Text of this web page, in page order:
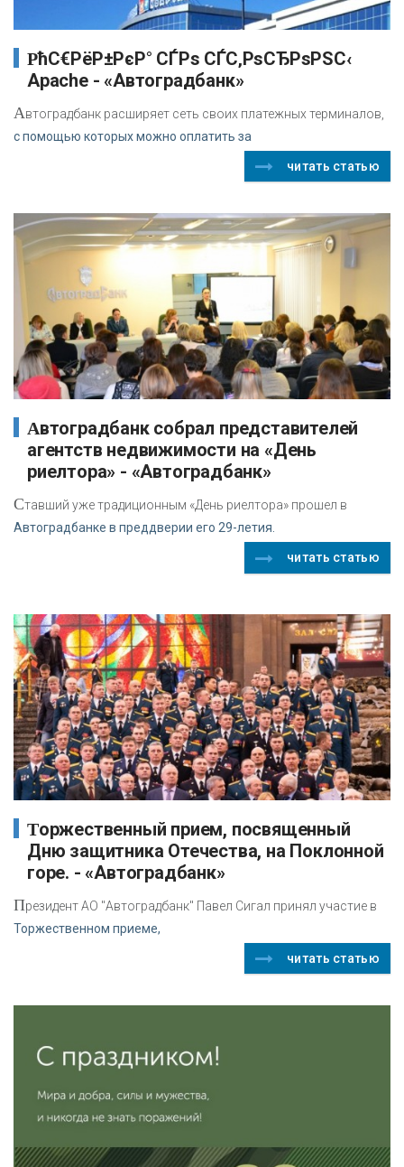
РћС€РёР±РєР° СЃРѕ СЃС‚РѕСЂРѕРЅС‹
Apache - «Автоградбанк»
Автоградбанк расширяет сеть своих платежных терминалов,
с помощью которых можно оплатить за
читать статью
Автоградбанк собрал представителей
агентств недвижимости на «День
риелтора» - «Автоградбанк»
Ставший уже традиционным «День риелтора» прошел в
Автоградбанке в преддверии его 29-летия.
читать статью
Торжественный прием, посвященный
Дню защитника Отечества, на Поклонной
горе. - «Автоградбанк»
Президент АО "Автоградбанк" Павел Сигал принял участие в
Торжественном приеме,
читать статью